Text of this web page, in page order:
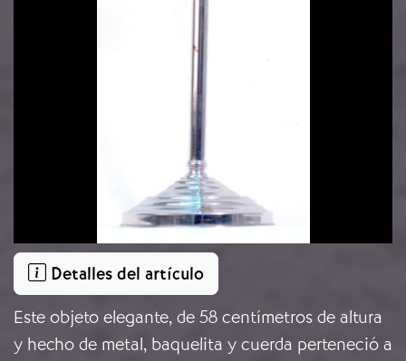
Detalles del artículo
Este objeto elegante, de 58 centímetros de altura
y hecho de metal, baquelita y cuerda perteneció a